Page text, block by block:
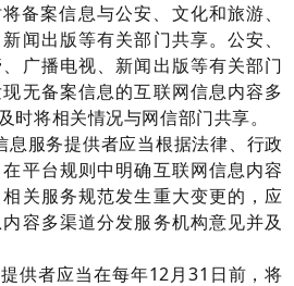
案信息与公安、文化和旅游、
闻出版等有关部门共享。公安、
、广播电视、新闻出版等有关部门
无备案信息的互联网信息内容多
时将相关情况与网信部门共享。
息服务提供者应当根据法律、行政
平台规则中明确互联网信息内容
关服务规范发生重大变更的，应
容多渠道分发服务机构意见并及
者应当在每年12月31 日前，将